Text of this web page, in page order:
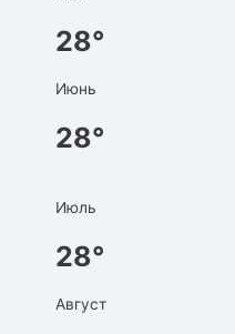
28°
Июнь
28°
Июль
28°
Август